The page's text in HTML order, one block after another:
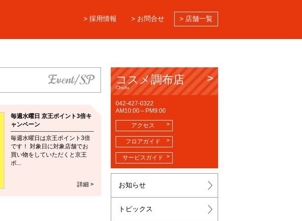
> 採用情報 > お問合せ > 店舗一覧
Event/SP
毎週水曜日 京王ポイント3倍キ
ャンペーン
毎週水曜日は京王ポイント3倍
です！ 対象日に対象店舗でお
買い物をしていただくと京王
ポ...
詳細 >
コスメ調布店
Chofu
042-427-0322
AM10:00～PM9:00
アクセス
フロアガイド
サービスガイド
お知らせ
トピックス